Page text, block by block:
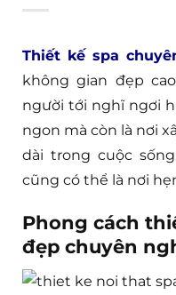
Thiết kế spa
không gian đẹp
người tới nghĩ ngơi
ngon mà còn là nơi
dài trong cuộc
cũng có thể là nơi
Phong cách
đẹp chuyên